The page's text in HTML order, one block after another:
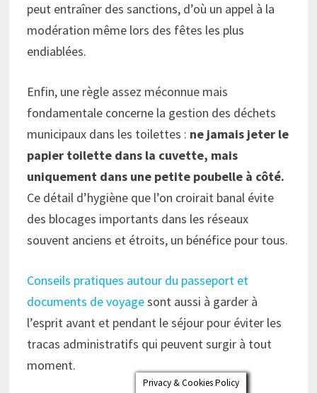
peut entraîner des sanctions, d’où un appel à la
modération même lors des fêtes les plus
endiablées.
Enfin, une règle assez méconnue mais
fondamentale concerne la gestion des déchets
municipaux dans les toilettes : ne jamais jeter le
papier toilette dans la cuvette, mais
uniquement dans une petite poubelle à côté.
Ce détail d’hygiène que l’on croirait banal évite
des blocages importants dans les réseaux
souvent anciens et étroits, un bénéfice pour tous.
Conseils pratiques autour du passeport et
documents de voyagesont aussi à garder à
l’esprit avant et pendant le séjour pour éviter les
tracas administratifs qui peuvent surgir à tout
moment.
Privacy & Cookies Policy